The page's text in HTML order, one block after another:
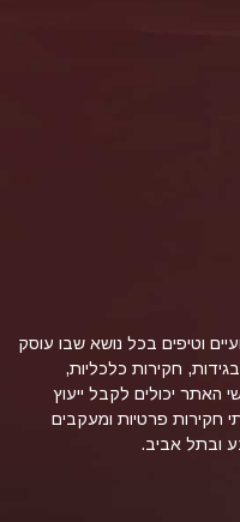
וטיפים בכל נושא שבו עוסק
חקירות כלכליות,
האתר יכולים לקבל ייעוץ
חקירות פרטיות ומעקבים
ובתל אביב.